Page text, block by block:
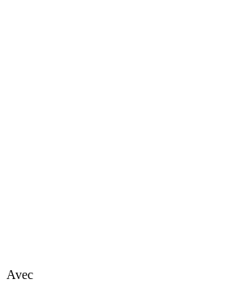
Avec